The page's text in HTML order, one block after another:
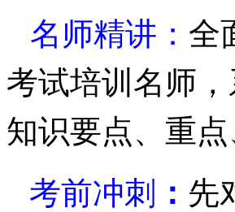
名师精讲： 全
考试培训名师，
知识要点、重
考前冲刺 ： 先